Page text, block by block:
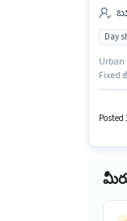
Day
Posted